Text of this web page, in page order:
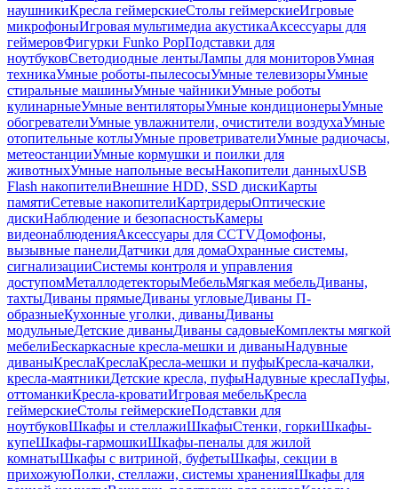
наушникиКресла геймерскиеСтолы геймерскиеИгровые
микрофоныИгровая мультимедиа акустикаАксессуары для
геймеровФигурки Funko PopПодставки для
ноутбуковСветодиодные лентыЛампы для мониторовУмная
техникаУмные роботы-пылесосыУмные телевизорыУмные
стиральные машиныУмные чайникиУмные роботы
кулинарныеУмные вентиляторыУмные кондиционерыУмные
обогревателиУмные увлажнители, очистители воздухаУмные
отопительные котлыУмные проветривателиУмные радиочасы,
метеостанцииУмные кормушки и поилки для
животныхУмные напольные весыНакопители данныхUSB
Flash накопителиВнешние HDD, SSD дискиКарты
памятиСетевые накопителиКартридерыОптические
дискиНаблюдение и безопасностьКамеры
видеонаблюденияАксессуары для CCTVДомофоны,
вызывные панелиДатчики для домаОхранные системы,
сигнализацииСистемы контроля и управления
доступомМеталлодетекторыМебельМягкая мебельДиваны,
тахтыДиваны прямыеДиваны угловыеДиваны П-
образныеКухонные уголки, диваныДиваны
модульныеДетские диваныДиваны садовыеКомплекты мягкой
мебелиБескаркасные кресла-мешки и диваныНадувные
диваныКреслаКреслаКресла-мешки и пуфыКресла-качалки,
кресла-маятникиДетские кресла, пуфыНадувные креслаПуфы,
оттоманкиКресла-кроватиИгровая мебельКресла
геймерскиеСтолы геймерскиеПодставки для
ноутбуковШкафы и стеллажиШкафыСтенки, горкиШкафы-
купеШкафы-гармошкиШкафы-пеналы для жилой
комнатыШкафы с витриной, буфетыШкафы, секции в
прихожуюПолки, стеллажи, системы храненияШкафы для